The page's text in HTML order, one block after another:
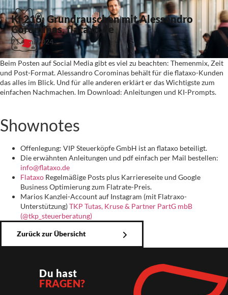
Kf 216: Grundrauschen mit Alessandro
Corominas, flataxo.de
21. Juni 2024
Beim Posten auf Social Media gibt es viel zu beachten: Themenmix, Zeit
und Post-Format. Alessandro Corominas behält für die flataxo-Kunden
das alles im Blick. Und für alle anderen erklärt er das Wichtigste zum
einfachen Nachmachen. Im Download: Anleitungen und KI-Prompts.
Shownotes
Offenlegung: VIP Steuerköpfe GmbH ist an flataxo beteiligt.
Die erwähnten Anleitungen und pdf einfach per Mail bestellen:
info@flataxo.de
Flataxo Regelmäßige Posts plus Karriereseite und Google
Business Optimierung zum Flatrate-Preis.
Marios Kanzlei-Account auf Instagram (mit Flatraxo-
Unterstützung)TKP Tutas, Kruse & Partner PartG mbB
(@tkp_steuerberatung)
Zurück zur Übersicht
Du hast
FRAGEN?